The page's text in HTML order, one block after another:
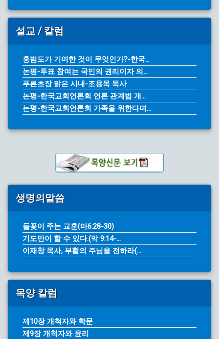
설교 / 칼럼
홍범도가 기여한 것이 무엇인가?-한국...
논평-투표 참여는 국민의 권리이자 의...
푸른초장 맑은 시내-조용목 목사
논평-한국교회언론회 언론 관계법 개...
논평-한국교회언론회 가족을 위한다며...
생명의말씀
들꽃이 주는 교훈(마6:28-30)
기도만이 할 수 있다.(막 9:14-...
이재창 목사, 부활의 주님을 전하라(...
목양 칼럼
제10장 개척자와 학문
제9장 개척자와 윤리